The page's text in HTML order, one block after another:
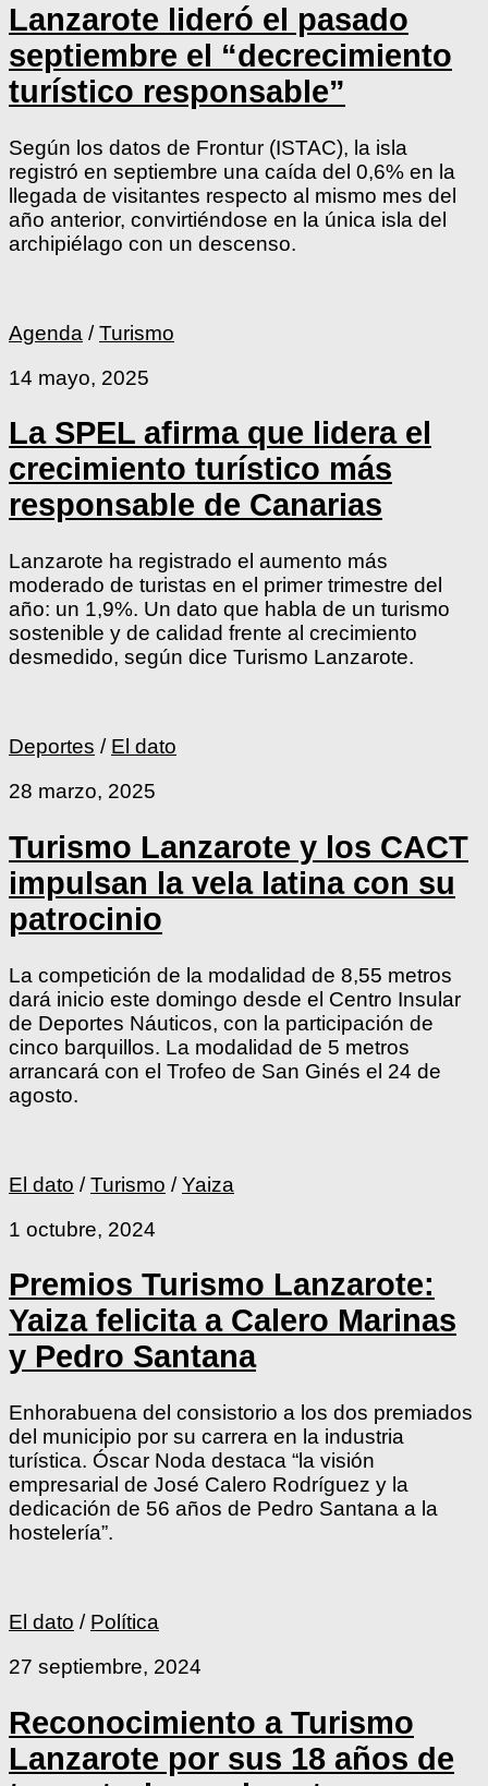
Lanzarote lideró el pasado
septiembre el “decrecimiento
turístico responsable”
Según los datos de Frontur (ISTAC), la isla
registró en septiembre una caída del 0,6% en la
llegada de visitantes respecto al mismo mes del
año anterior, convirtiéndose en la única isla del
archipiélago con un descenso.
Agenda /Turismo
14 mayo, 2025
La SPEL afirma que lidera el
crecimiento turístico más
responsable de Canarias
Lanzarote ha registrado el aumento más
moderado de turistas en el primer trimestre del
año: un 1,9%. Un dato que habla de un turismo
sostenible y de calidad frente al crecimiento
desmedido, según dice Turismo Lanzarote.
Deportes / El dato
28 marzo, 2025
Turismo Lanzarote y los CACT
impulsan la vela latina con su
patrocinio
La competición de la modalidad de 8,55 metros
dará inicio este domingo desde el Centro Insular
de Deportes Náuticos, con la participación de
cinco barquillos. La modalidad de 5 metros
arrancará con el Trofeo de San Ginés el 24 de
agosto.
El dato /Turismo /Yaiza
1 octubre, 2024
Premios Turismo Lanzarote:
Yaiza felicita a Calero Marinas
y Pedro Santana
Enhorabuena del consistorio a los dos premiados
del municipio por su carrera en la industria
turística. Óscar Noda destaca “la visión
empresarial de José Calero Rodríguez y la
dedicación de 56 años de Pedro Santana a la
hostelería”.
El dato / Política
27 septiembre, 2024
Reconocimiento a Turismo
Lanzarote por sus 18 años de